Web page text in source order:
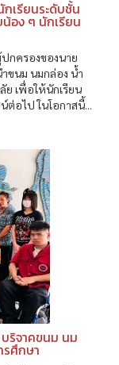
เรียนระดับชั้น
อง ๆ นักเรียน
ครองของนาย
ขนม นมกล่อง น้ำ
เพื่อให้นักเรียน
อไป ในโอกาสนี้...
ริจาคขนม นม
ศึกษา